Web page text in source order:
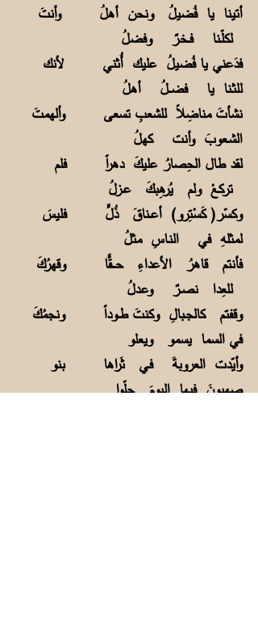
أتينا يا فُضيلُ ونحن أهلُ وأنتَ
لكلّـنا فــخـرٌ وفضلُ
فدَعني يا فُضيلُ عليك أُثني لأنك
للثـنا يا فضـــلُ أهلُ
نشأتَ مناضِلاً للشعبِ تسعى وألهمتَ
الشـعوبَ وأنت كهلُ
لقد طال الحِصارُ عليكَ دهراً فلم
تركعْ ولم يُرهِبكَ عــزلُ
وكسّر( كَسْتِرو) أعــناقَ ذُلٍّ فليسَ
لمثلهِ في النـاسِ مثلُ
فأنتم قاهرُ الأعداءِ حــــقًّا وقهرُكَ
للعِدا نصــرٌ وعـدلُ
وقفتم كالجـبالِ وكنتَ طــوداً ونجمُكَ
في السما يسمو ويعلو
وأيّدت العروبةَ فـي ثَراها بنو
صهيونَ فيها اليومَ حلّوا